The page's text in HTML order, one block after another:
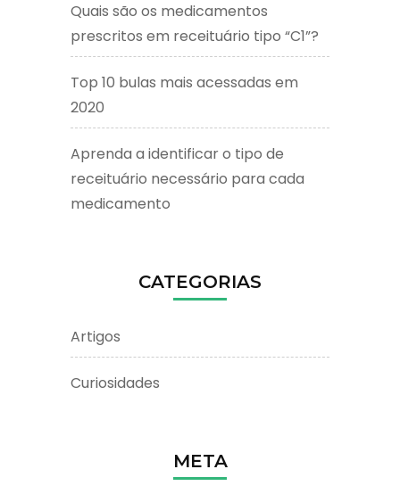
Quais são os medicamentos
prescritos em receituário tipo “C1”?
Top 10 bulas mais acessadas em
2020
Aprenda a identificar o tipo de
receituário necessário para cada
medicamento
CATEGORIAS
Artigos
Curiosidades
META